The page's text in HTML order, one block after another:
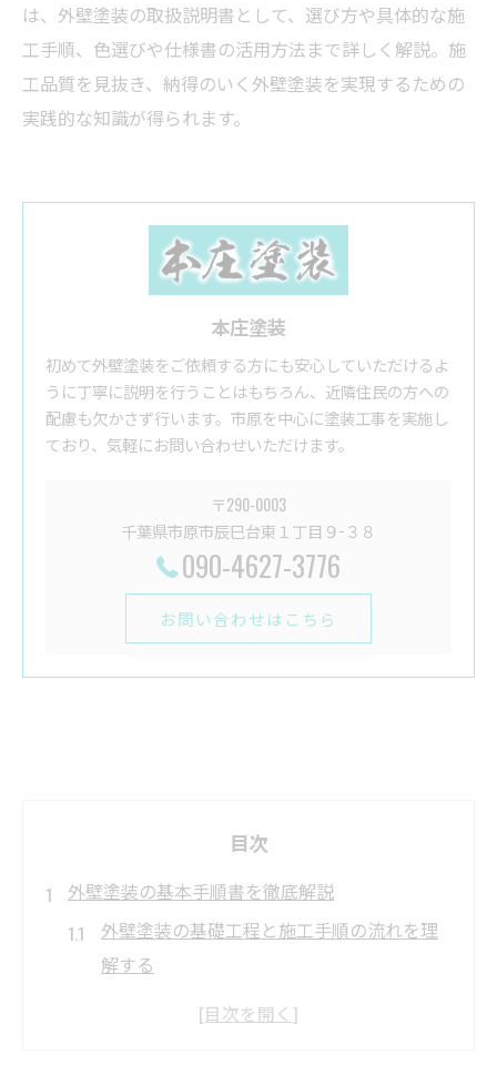
は、外壁塗装の取扱説明書として、選び方や具体的な施
工手順、色選びや仕様書の活用方法まで詳しく解説。施
工品質を見抜き、納得のいく外壁塗装を実現するための
実践的な知識が得られます。
本庄塗装
初めて外壁塗装をご依頼する方にも安心していただけるよ
うに丁寧に説明を行うことはもちろん、近隣住民の方への
配慮も欠かさず行います。市原を中心に塗装工事を実施し
ており、気軽にお問い合わせいただけます。
〒290-0003
千葉県市原市辰巳台東１丁目９−３８
090-4627-3776
お問い合わせはこちら
目次
外壁塗装の基本手順書を徹底解説
外壁塗装の基礎工程と施工手順の流れを理
解する
よくある施工手順書の内容と外壁塗装の違